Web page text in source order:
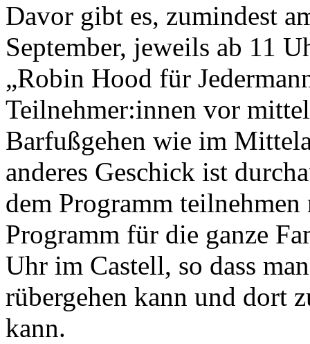
Davor gibt es, zumindest
September, jeweils ab 11
„Robin Hood für
Teilnehmer:innen vor
Barfußgehen wie im
anderes Geschick ist
dem Programm
Programm für die ganze
Uhr im Castell, so dass
rübergehen kann und dort
kann.